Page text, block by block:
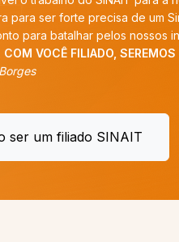
de um Sindicato forte,
nossos interesses. E tenho
SEREMOS MAIS!”